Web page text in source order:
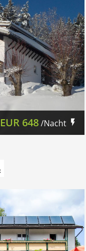
EUR 648/Nacht